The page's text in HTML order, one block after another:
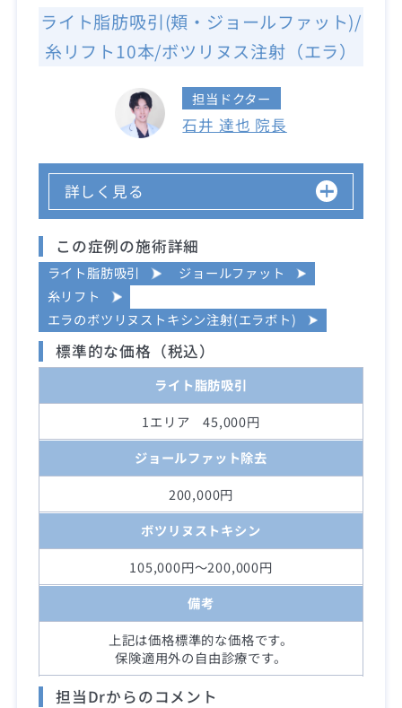
ライト脂肪吸引(頬・ジョールファット)/
糸リフト10本/ボツリヌス注射（エラ）
担当ドクター
石井 達也 院長
詳しく見る
この症例の施術詳細
ライト脂肪吸引
ジョールファット
糸リフト
エラのボツリヌストキシン注射(エラボト)
標準的な価格（税込）
ライト脂肪吸引
1エリア 45,000円
ジョールファット除去
200,000円
ボツリヌストキシン
105,000円～200,000円
備考
上記は価格標準的な価格です。
保険適用外の自由診療です。
担当Drからのコメント